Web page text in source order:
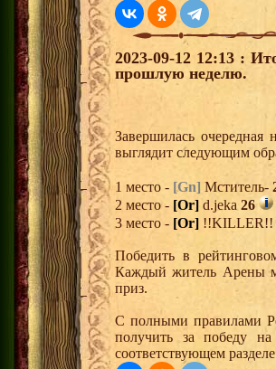
2023-09-12 12:13 :
прошлую неделю.
Завершилась очередная
выглядит следующим
1 место - [Gn] Мститель-
2 место - [Or] d.jeka 26
3 место - [Or] !!KILLER!!
Победить в
Каждый житель Арены
приз.
С полными правилами
получить за победу
соответствующем